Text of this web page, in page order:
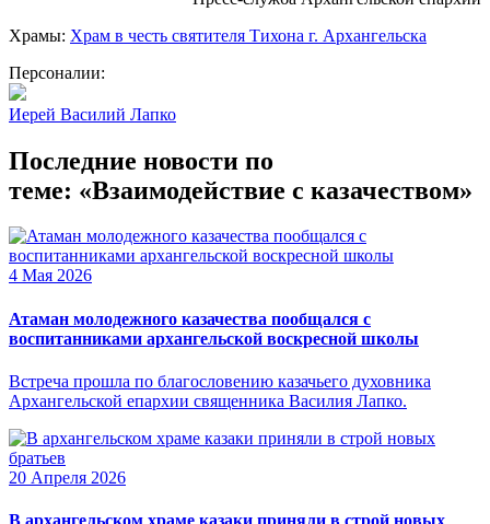
Храмы: Храм в честь святителя Тихона г. Архангельска
Персоналии:
Иерей Василий Лапко
Последние новости по
теме: «Взаимодействие с казачеством»
4 Мая 2026
Атаман молодежного казачества пообщался с
воспитанниками архангельской воскресной школы
Встреча прошла по благословению казачьего духовника
Архангельской епархии священника Василия Лапко.
20 Апреля 2026